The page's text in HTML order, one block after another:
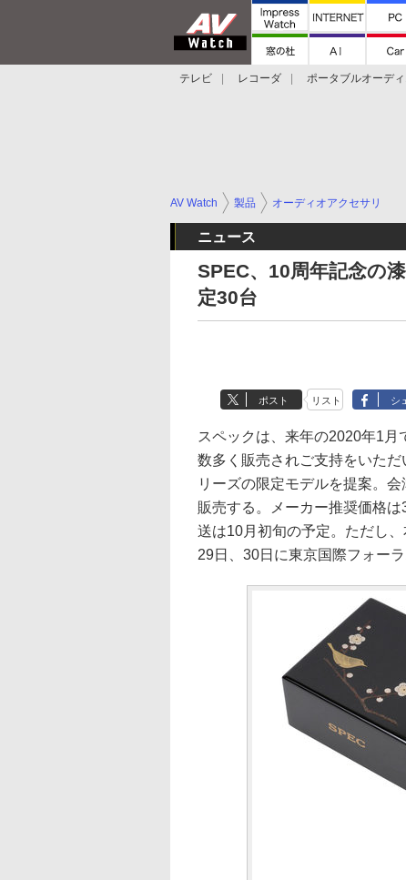
テレビ レコーダ ポータブルオーデ
AV Watch 製品 オーディオアクセサリ
ニュース
SPEC、10周年記念の
定30台
ポスト リスト シ
スペックは、来年の2020年1
数多く販売されご支持をいた
リーズの限定モデルを提案。
販売する。メーカー推奨価格
送は10月初旬の予定。ただし
29日、30日に東京国際フォー